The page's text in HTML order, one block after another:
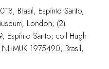
Brasil, Espírito Santo,
London; (2)
Espírito Santo; coll Hugh
NHMUK 1975490, Brasil,